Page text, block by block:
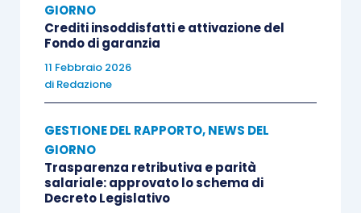
GIORNO
Crediti insoddisfatti e attivazione del
Fondo di garanzia
11 Febbraio 2026
di Redazione
GESTIONE DEL RAPPORTO,NEWS DEL
GIORNO
Trasparenza retributiva e parità
salariale: approvato lo schema di
Decreto Legislativo